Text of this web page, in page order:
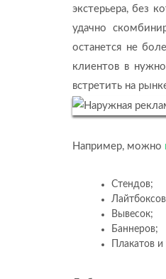
экстерьера, без
удачно
останется не
клиентов в
встретить на
Например, можно
Стендов;
Вывесок;
Баннеров;
Плакатов и